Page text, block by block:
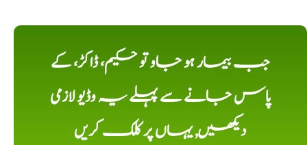
جب بیمار ہو جاو تو حکیم، ڈاکڑ، کے
پاس جانے سے پہلے یہ وڈیو لازمی
دیکھیں, یہاں پر کلک کریں